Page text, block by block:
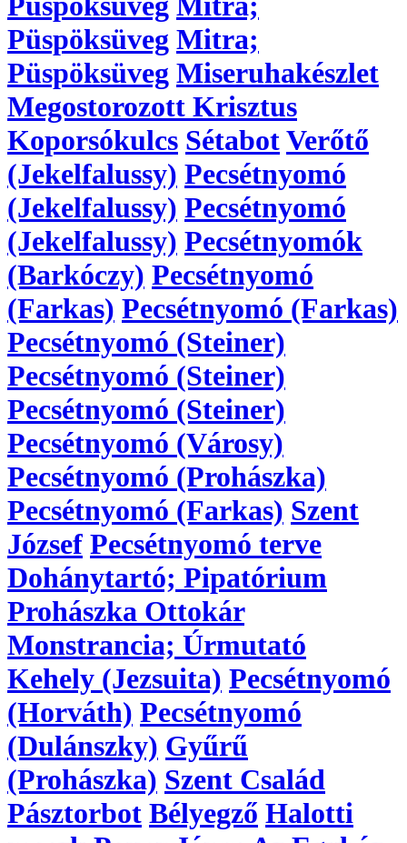
Püspöksüveg Mitra;
Püspöksüveg Miseruhakészlet
Megostorozott Krisztus
Koporsókulcs SétabotVerőtő
(Jekelfalussy) Pecsétnyomó
(Jekelfalussy) Pecsétnyomó
(Jekelfalussy) Pecsétnyomók
(Barkóczy) Pecsétnyomó
(Farkas) Pecsétnyomó (Farkas)
Pecsétnyomó (Steiner)
Pecsétnyomó (Steiner)
Pecsétnyomó (Steiner)
Pecsétnyomó (Városy)
Pecsétnyomó (Prohászka)
Pecsétnyomó (Farkas) Szent
József Pecsétnyomó terve
Dohánytartó; Pipatórium
Prohászka Ottokár
Monstrancia; Úrmutató
Kehely (Jezsuita) Pecsétnyomó
(Horváth) Pecsétnyomó
(Dulánszky) Gyűrű
(Prohászka) Szent Család
Pásztorbot Bélyegző Halotti